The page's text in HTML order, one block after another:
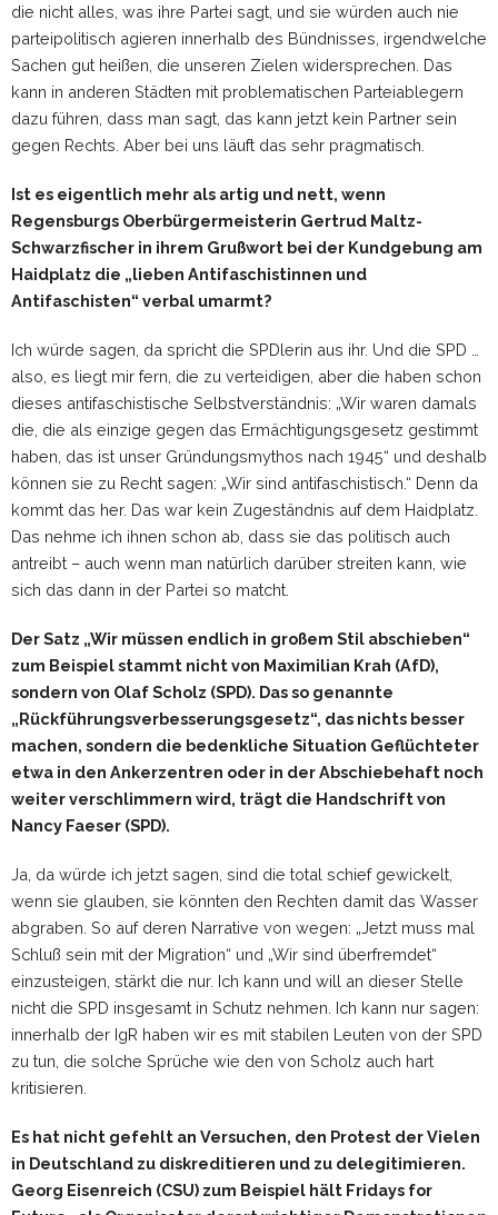
die nicht alles, was ihre Partei sagt, und sie würden auch nie
parteipolitisch agieren innerhalb des Bündnisses, irgendwelche
Sachen gut heißen, die unseren Zielen widersprechen. Das
kann in anderen Städten mit problematischen Parteiablegern
dazu führen, dass man sagt, das kann jetzt kein Partner sein
gegen Rechts. Aber bei uns läuft das sehr pragmatisch.
Ist es eigentlich mehr als artig und nett, wenn
Regensburgs Oberbürgermeisterin Gertrud Maltz-
Schwarzfischer in ihrem Grußwort bei der Kundgebung am
Haidplatz die „lieben Antifaschistinnen und
Antifaschisten“ verbal umarmt?
Ich würde sagen, da spricht die SPDlerin aus ihr. Und die SPD …
also, es liegt mir fern, die zu verteidigen, aber die haben schon
dieses antifaschistische Selbstverständnis: „Wir waren damals
die, die als einzige gegen das Ermächtigungsgesetz gestimmt
haben, das ist unser Gründungsmythos nach 1945“ und deshalb
können sie zu Recht sagen: „Wir sind antifaschistisch.“ Denn da
kommt das her. Das war kein Zugeständnis auf dem Haidplatz.
Das nehme ich ihnen schon ab, dass sie das politisch auch
antreibt – auch wenn man natürlich darüber streiten kann, wie
sich das dann in der Partei so matcht.
Der Satz „Wir müssen endlich in großem Stil abschieben“
zum Beispiel stammt nicht von Maximilian Krah (AfD),
sondern von Olaf Scholz (SPD). Das so genannte
„Rückführungsverbesserungsgesetz“, das nichts besser
machen, sondern die bedenkliche Situation Geflüchteter
etwa in den Ankerzentren oder in der Abschiebehaft noch
weiter verschlimmern wird, trägt die Handschrift von
Nancy Faeser (SPD).
Ja, da würde ich jetzt sagen, sind die total schief gewickelt,
wenn sie glauben, sie könnten den Rechten damit das Wasser
abgraben. So auf deren Narrative von wegen: „Jetzt muss mal
Schluß sein mit der Migration“ und „Wir sind überfremdet“
einzusteigen, stärkt die nur. Ich kann und will an dieser Stelle
nicht die SPD insgesamt in Schutz nehmen. Ich kann nur sagen:
innerhalb der IgR haben wir es mit stabilen Leuten von der SPD
zu tun, die solche Sprüche wie den von Scholz auch hart
kritisieren.
Es hat nicht gefehlt an Versuchen, den Protest der Vielen
in Deutschland zu diskreditieren und zu delegitimieren.
Georg Eisenreich (CSU) zum Beispiel hält Fridays for